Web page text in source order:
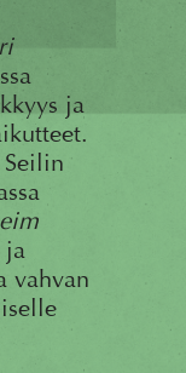
ja
ja
vahvan